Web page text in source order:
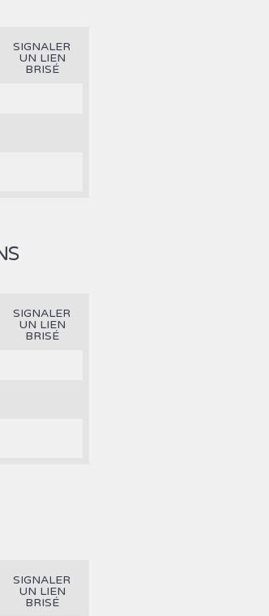
SIGNALER
UN LIEN
BRISÉ
SIGNALER
UN LIEN
BRISÉ
SIGNALER
UN LIEN
BRISÉ